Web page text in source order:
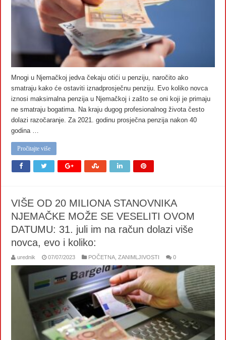
Mnogi u Njemačkoj jedva čekaju otići u penziju, naročito ako
smatraju kako će ostaviti iznadprosječnu penziju. Evo koliko novca
iznosi maksimalna penzija u Njemačkoj i zašto se oni koji je primaju
ne smatraju bogatima. Na kraju dugog profesionalnog života često
dolazi razočaranje. Za 2021. godinu prosječna penzija nakon 40
godina …
Pročitajte više
VIŠE OD 20 MILIONA STANOVNIKA
NJEMAČKE MOŽE SE VESELITI OVOM
DATUMU: 31. juli im na račun dolazi više
novca, evo i koliko:
urednik 07/07/2023 POČETNA ,ZANIMLJIVOSTI 0